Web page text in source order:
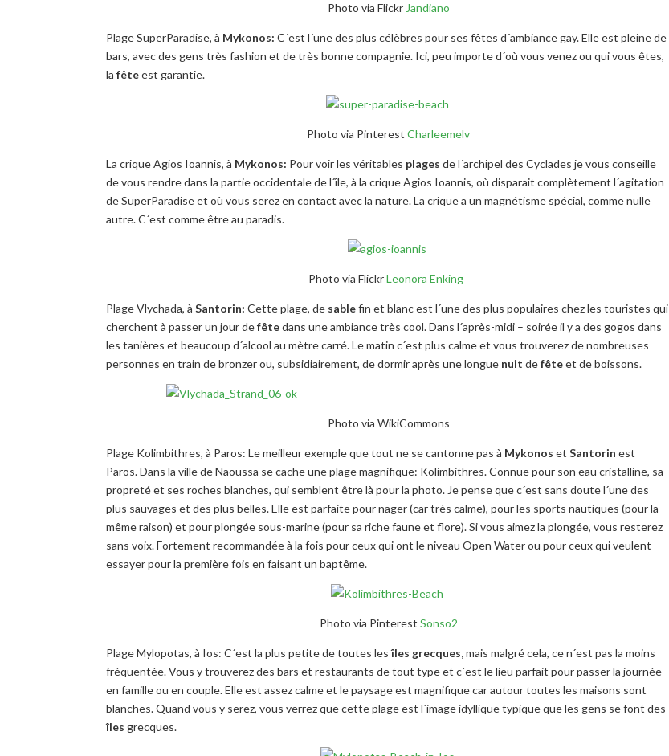
Photo via Flickr Jandiano
Plage SuperParadise, à Mykonos: C´est l´une des plus célèbres pour ses fêtes d´ambiance gay. Elle est pleine de
bars, avec des gens très fashion et de très bonne compagnie. Ici, peu importe d´où vous venez ou qui vous êtes,
la fêteest garantie.
Photo via Pinterest Charleemelv
La crique Agios Ioannis, à Mykonos: Pour voir les véritables plages de l´archipel des Cyclades je vous conseille
de vous rendre dans la partie occidentale de l´île, à la crique Agios Ioannis, où disparait complètement l´agitation
de SuperParadise et où vous serez en contact avec la nature. La crique a un magnétisme spécial, comme nulle
autre. C´est comme être au paradis.
Photo via FlickrLeonora Enking
Plage Vlychada, à Santorin: Cette plage, de sablefin et blanc est l´une des plus populaires chez les touristes qui
cherchent à passer un jour defêtedans une ambiance très cool. Dans l´après-midi – soirée il y a des gogos dans
les tanières et beaucoup d´alcool au mètre carré. Le matin c´est plus calme et vous trouverez de nombreuses
personnes en train de bronzer ou, subsidiairement, de dormir après une longue nuit defêteet de boissons.
Photo via WikiCommons
Plage Kolimbithres, à Paros: Le meilleur exemple que tout ne se cantonne pas à Mykonos et Santorin est
Paros. Dans la ville de Naoussa se cache une plage magnifique: Kolimbithres. Connue pour son eau cristalline, sa
propreté et ses roches blanches, qui semblent être là pour la photo. Je pense que c´est sans doute l´une des
plus sauvages et des plus belles. Elle est parfaite pour nager (car très calme), pour les sports nautiques (pour la
même raison) et pour plongée sous-marine (pour sa riche faune et flore). Si vous aimez la plongée, vous resterez
sans voix. Fortement recommandée à la fois pour ceux qui ont le niveau Open Water ou pour ceux qui veulent
essayer pour la première fois en faisant un baptême.
Photo via Pinterest Sonso2
Plage Mylopotas, à Ios: C´est la plus petite de toutes lesîles grecques,mais malgré cela, ce n´est pas la moins
fréquentée. Vous y trouverez des bars et restaurants de tout type et c´est le lieu parfait pour passer la journée
en famille ou en couple. Elle est assez calme et le paysage est magnifique car autour toutes les maisons sont
blanches. Quand vous y serez, vous verrez que cette plage est l´image idyllique typique que les gens se font des
îles grecques.